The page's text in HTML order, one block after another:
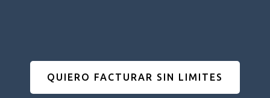
QUIERO FACTURAR SIN LIMITES